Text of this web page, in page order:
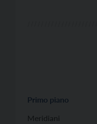
Primo piano
Meridiani